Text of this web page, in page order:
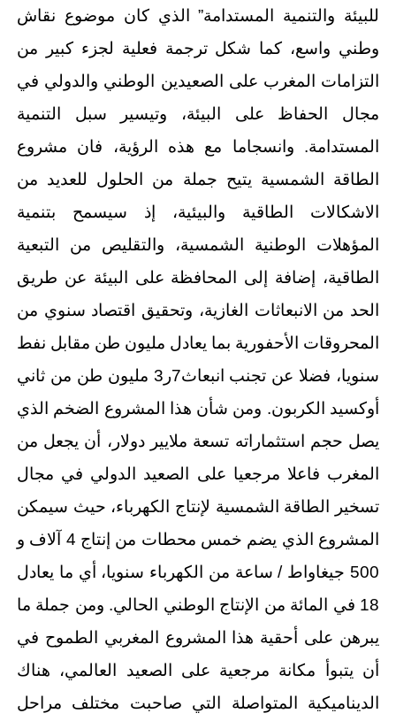
للبيئة والتنمية المستدامة” الذي كان موضوع نقاش
وطني واسع، كما شكل ترجمة فعلية لجزء كبير من
التزامات المغرب على الصعيدين الوطني والدولي في
مجال الحفاظ على البيئة، وتيسير سبل التنمية
المستدامة. وانسجاما مع هذه الرؤية، فان مشروع
الطاقة الشمسية يتيح جملة من الحلول للعديد من
الاشكالات الطاقية والبيئية، إذ سيسمح بتنمية
المؤهلات الوطنية الشمسية، والتقليص من التبعية
الطاقية، إضافة إلى المحافظة على البيئة عن طريق
الحد من الانبعاثات الغازية، وتحقيق اقتصاد سنوي من
المحروقات الأحفورية بما يعادل مليون طن مقابل نفط
سنويا، فضلا عن تجنب انبعاث7ر3 مليون طن من ثاني
أوكسيد الكربون. ومن شأن هذا المشروع الضخم الذي
يصل حجم استثماراته تسعة ملايير دولار، أن يجعل من
المغرب فاعلا مرجعيا على الصعيد الدولي في مجال
تسخير الطاقة الشمسية لإنتاج الكهرباء، حيث سيمكن
المشروع الذي يضم خمس محطات من إنتاج 4 آلاف و
500 جيغاواط / ساعة من الكهرباء سنويا، أي ما يعادل
18 في المائة من الإنتاج الوطني الحالي. ومن جملة ما
يبرهن على أحقية هذا المشروع المغربي الطموح في
أن يتبوأ مكانة مرجعية على الصعيد العالمي، هناك
الديناميكية المتواصلة التي صاحبت مختلف مراحل